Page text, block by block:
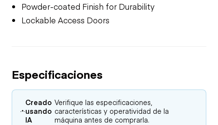
Powder-coated Finish for Durability
Lockable Access Doors
Especificaciones
Creado
usando
IA
Verifique las especificaciones,
características y operatividad de la
máquina antes de comprarla.